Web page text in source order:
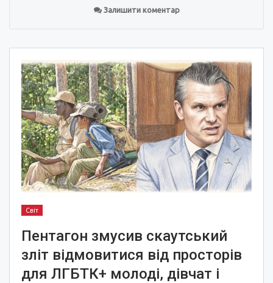
Залишити коментар
Світ
Пентагон змусив скаутський
зліт відмовитися від просторів
для ЛГБТК+ молоді, дівчат і